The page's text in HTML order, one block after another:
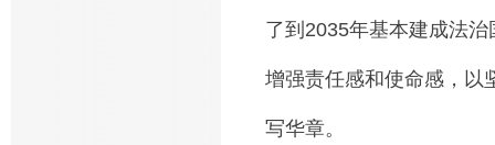
了到2035年基本建成法
增强责任感和使命感，以
写华章。